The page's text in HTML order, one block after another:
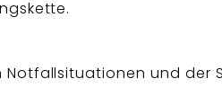
Notfallsituationen und der